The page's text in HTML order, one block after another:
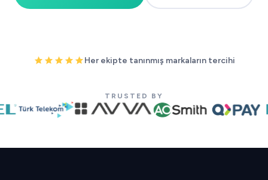
Her ekipte tanınmış markaların tercihi
TRUSTED BY